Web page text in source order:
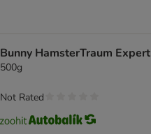
Bunny HamsterTraum Expert
500g
Not Rated